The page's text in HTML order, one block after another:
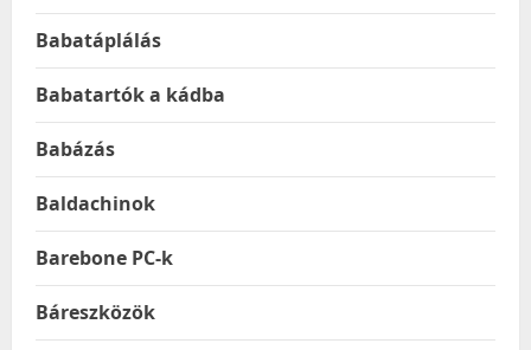
Babatáplálás
Babatartók a kádba
Babázás
Baldachinok
Barebone PC-k
Báreszközök